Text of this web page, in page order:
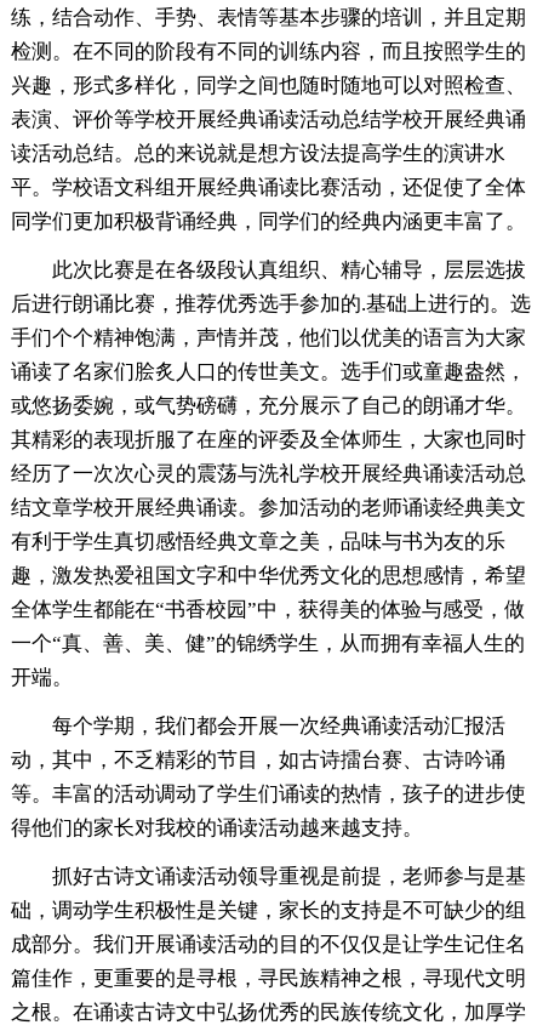
练，结合动作、手势、表情等基本步骤的培训，并且定期
检测。在不同的阶段有不同的训练内容，而且按照学生的
兴趣，形式多样化，同学之间也随时随地可以对照检查、
表演、评价等学校开展经典诵读活动总结学校开展经典诵
读活动总结。总的来说就是想方设法提高学生的演讲水
平。学校语文科组开展经典诵读比赛活动，还促使了全体
同学们更加积极背诵经典，同学们的经典内涵更丰富了。
此次比赛是在各级段认真组织、精心辅导，层层选拔
后进行朗诵比赛，推荐优秀选手参加的.基础上进行的。选
手们个个精神饱满，声情并茂，他们以优美的语言为大家
诵读了名家们脍炙人口的传世美文。选手们或童趣盎然，
或悠扬委婉，或气势磅礴，充分展示了自己的朗诵才华。
其精彩的表现折服了在座的评委及全体师生，大家也同时
经历了一次次心灵的震荡与洗礼学校开展经典诵读活动总
结文章学校开展经典诵读。参加活动的老师诵读经典美文
有利于学生真切感悟经典文章之美，品味与书为友的乐
趣，激发热爱祖国文字和中华优秀文化的思想感情，希望
全体学生都能在“书香校园”中，获得美的体验与感受，做
一个“真、善、美、健”的锦绣学生，从而拥有幸福人生的
开端。
每个学期，我们都会开展一次经典诵读活动汇报活
动，其中，不乏精彩的节目，如古诗擂台赛、古诗吟诵
等。丰富的活动调动了学生们诵读的热情，孩子的进步使
得他们的家长对我校的诵读活动越来越支持。
抓好古诗文诵读活动领导重视是前提，老师参与是基
础，调动学生积极性是关键，家长的支持是不可缺少的组
成部分。我们开展诵读活动的目的不仅仅是让学生记住名
篇佳作，更重要的是寻根，寻民族精神之根，寻现代文明
之根。在诵读古诗文中弘扬优秀的民族传统文化，加厚学